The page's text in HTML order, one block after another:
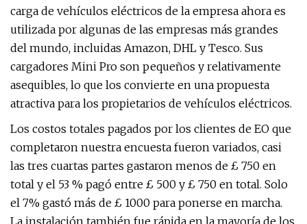
carga de vehículos eléctricos de la empresa ahora es
utilizada por algunas de las empresas más grandes
del mundo, incluidas Amazon, DHL y Tesco. Sus
cargadores Mini Pro son pequeños y relativamente
asequibles, lo que los convierte en una propuesta
atractiva para los propietarios de vehículos eléctricos.
Los costos totales pagados por los clientes de EO que
completaron nuestra encuesta fueron variados, casi
las tres cuartas partes gastaron menos de £ 750 en
total y el 53 % pagó entre £ 500 y £ 750 en total. Solo
el 7% gastó más de £ 1000 para ponerse en marcha.
La instalación también fue rápida en la mayoría de los